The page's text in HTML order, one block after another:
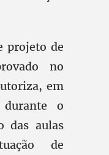
projeto de
no
em
durante o
das aulas
de